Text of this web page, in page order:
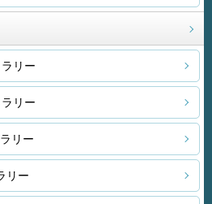
リー
リー
リー
リー